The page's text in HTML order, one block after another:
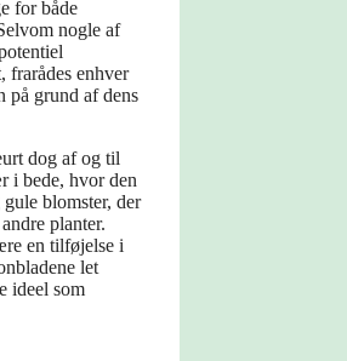
for både
nogle af
frarådes enhver
på grund af dens
dog af og til
i bede, hvor den
blomster, der
planter.
en tilføjelse i
let
ideel som